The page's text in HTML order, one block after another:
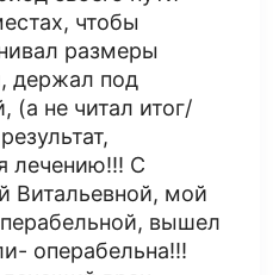
чтобы
размеры
держал под
не читал итог/
лечению!!! С
Витальевной, мой
вышел
операбельна!!!